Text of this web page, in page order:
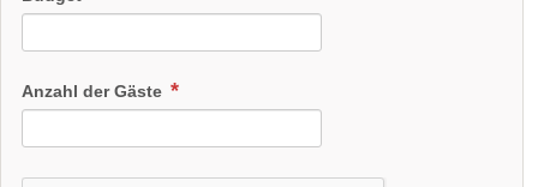
Anzahl der Gäste